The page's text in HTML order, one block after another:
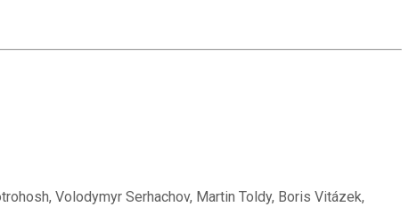
Volodymyr Serhachov, Martin Toldy, Boris Vitázek,